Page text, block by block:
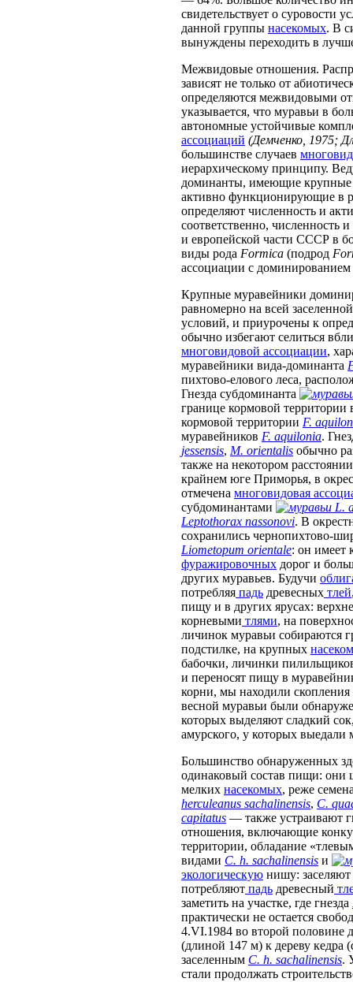
свидетельствует о суровости
данной группы насекомых. В
вынуждены переходить в
Межвидовые отношения.
зависят не только от
определяются межвидовыми
указывается, что муравьи в
автономные устойчивые
ассоциаций (Демченко, 1975;
большинстве случаев
иерархическому принципу.
доминанты, имеющие
активно функционирующие в
определяют численность и
соответственно, численность
и европейской части СССР в
виды рода Formica (подрод
ассоциации с
Крупные муравейники
равномерно на всей
условий, и приурочены к
обычно избегают селиться
многовидовой ассоциации,
муравейники вида-доминанта
пихтово-елового леса,
Гнезда субдоминанта
границе кормовой территории
кормовой территории F.
муравейников F. aquilonia.
jessensis, M. orientalis обычно
также на некотором
крайнем юге Приморья, в
отмечена многовидовая
субдоминантами
L.
Leptothorax nassonovi. В
сохранились чернопихтово-
Liometopum orientale: он имеет
фуражировочных дорог и
других муравьев. Будучи
потребляя падь древесных тлей
пищу и в других ярусах:
корневыми тлями, на
личинок муравьи собираются
подстилке, на крупных
бабочки, личинки
и переносят пищу в
корни, мы находили
весной муравьи были
которых выделяют сладкий
амурского, у которых выедали
Большинство обнаруженных
одинаковый состав пищи: они
мелких насекомых, реже
herculeanus sachalinensis, C.
capitatus — также устраивают
отношения, включающие
территории, обладание
видами C. h. sachalinensis и
экологическую нишу:
потребляют падь древесный
заметить на участке, где гнезда
практически не остается
4.VI.1984 во второй половине
(длиной 147 м) к дереву
заселенным C. h. sachalinensis.
стали продолжать